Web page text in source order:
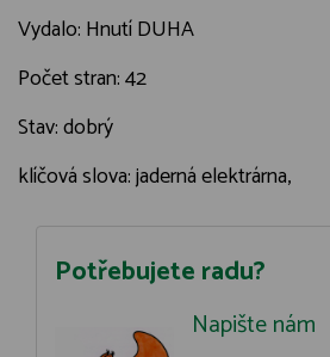
Vydalo: Hnutí DUHA
Počet stran: 42
Stav: dobrý
klíčová slova: jaderná elektrárna,
Potřebujete radu?
Napište nám